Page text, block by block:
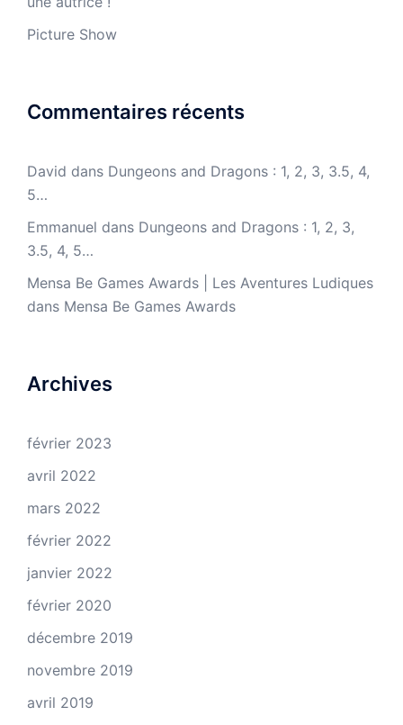
Picture Show
Commentaires récents
David dans Dungeons and Dragons : 1, 2, 3, 3.5, 4,
5…
Emmanuel dans Dungeons and Dragons : 1, 2, 3,
3.5, 4, 5…
Mensa Be Games Awards | Les Aventures Ludiques
dans Mensa Be Games Awards
Archives
février 2023
avril 2022
mars 2022
février 2022
janvier 2022
février 2020
décembre 2019
novembre 2019
avril 2019